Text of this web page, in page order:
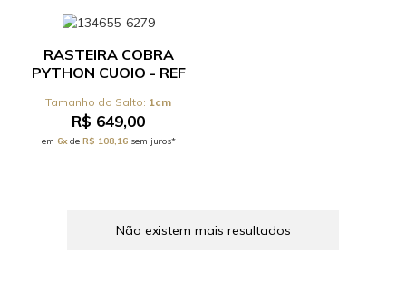
RASTEIRA COBRA
PYTHON CUOIO - REF
1cm
R$ 649,00
em 6xde R$ 108,16sem juros*
Não existem mais resultados